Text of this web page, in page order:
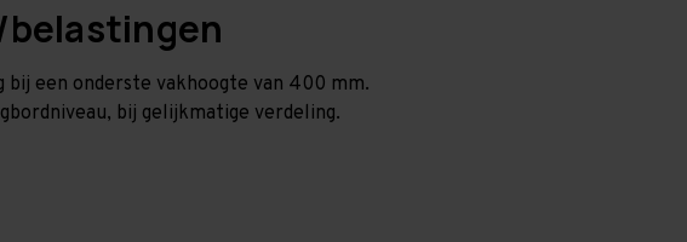
bij een onderste vakhoogte van 400 mm.
bij gelijkmatige verdeling.